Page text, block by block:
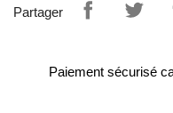
Partager
Paiement sécurisé